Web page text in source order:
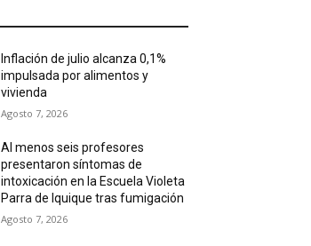
Inflación de julio alcanza 0,1%
impulsada por alimentos y
vivienda
Agosto 7, 2026
Al menos seis profesores
presentaron síntomas de
intoxicación en la Escuela Violeta
Parra de Iquique tras fumigación
Agosto 7, 2026